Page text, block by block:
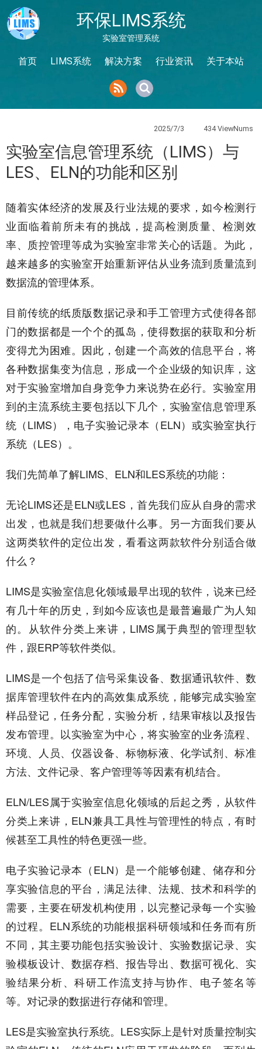
环保LIMS系统
实验室管理系统
首页 LIMS系统 解决方案 行业资讯 关于本站
2025/7/3 434 ViewNums
实验室信息管理系统（LIMS）与
LES、ELN的功能和区别
随着实体经济的发展及行业法规的要求，如今检测行
业面临着前所未有的挑战，提高检测质量、检测效
率、质控管理等成为实验室非常关心的话题。为此，
越来越多的实验室开始重新评估从业务流到质量流到
数据流的管理体系。
目前传统的纸质版数据记录和手工管理方式使得各部
门的数据都是一个个的孤岛，使得数据的获取和分析
变得尤为困难。因此，创建一个高效的信息平台，将
各种数据集变为信息，形成一个企业级的知识库，这
对于实验室增加自身竞争力来说势在必行。实验室用
到的主流系统主要包括以下几个，实验室信息管理系
统（LIMS），电子实验记录本（ELN）或实验室执行
系统（LES）。
我们先简单了解LIMS、ELN和LES系统的功能：
无论LIMS还是ELN或LES，首先我们应从自身的需求
出发，也就是我们想要做什么事。另一方面我们要从
这两类软件的定位出发，看看这两款软件分别适合做
什么？
LIMS是实验室信息化领域最早出现的软件，说来已经
有几十年的历史，到如今应该也是最普遍最广为人知
的。从软件分类上来讲，LIMS属于典型的管理型软
件，跟ERP等软件类似。
LIMS是一个包括了信号采集设备、数据通讯软件、数
据库管理软件在内的高效集成系统，能够完成实验室
样品登记，任务分配，实验分析，结果审核以及报告
发布管理。以实验室为中心，将实验室的业务流程、
环境、人员、仪器设备、标物标液、化学试剂、标准
方法、文件记录、客户管理等等因素有机结合。
ELN/LES属于实验室信息化领域的后起之秀，从软件
分类上来讲，ELN兼具工具性与管理性的特点，有时
候甚至工具性的特色更强一些。
电子实验记录本（ELN）是一个能够创建、储存和分
享实验信息的平台，满足法律、法规、技术和科学的
需要，主要在研发机构使用，以完整记录每一个实验
的过程。ELN系统的功能根据科研领域和任务而有所
不同，其主要功能包括实验设计、实验数据记录、实
验模板设计、数据存档、报告导出、数据可视化、实
验结果分析、科研工作流支持与协作、电子签名等
等。对记录的数据进行存储和管理。
LES是实验室执行系统。LES实际上是针对质量控制实